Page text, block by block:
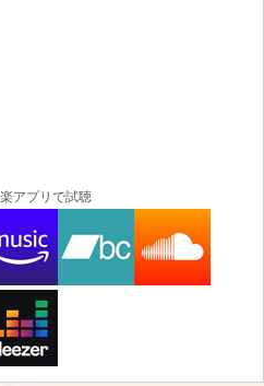
アプリで試聴